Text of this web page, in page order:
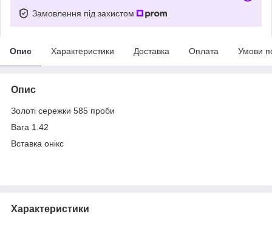
Замовлення під захистом
Опис Характеристики Доставка Оплата Умови
Опис
Золоті сережки 585 проби
Вага 1.42
Вставка онікс
Характеристики